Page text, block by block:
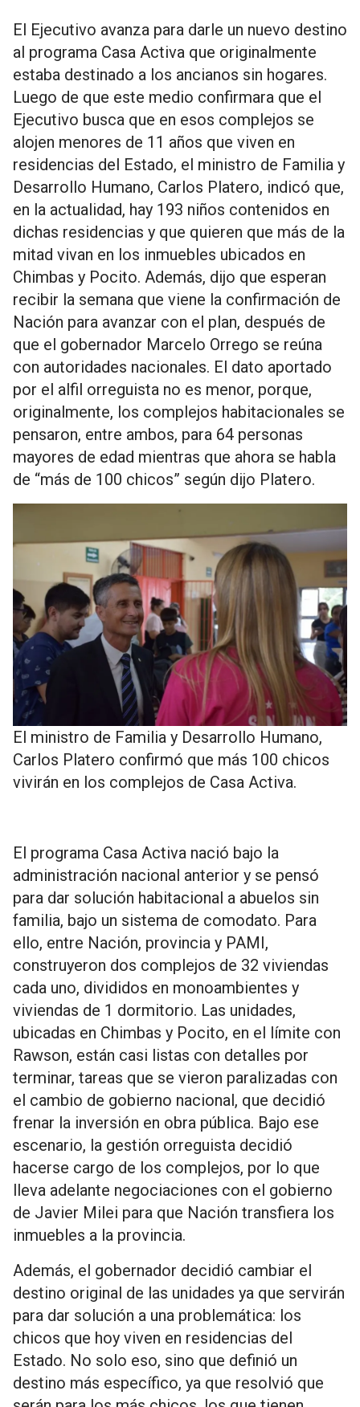
El Ejecutivo avanza para darle un nuevo destino
al programa Casa Activa que originalmente
estaba destinado a los ancianos sin hogares.
Luego de que este medio confirmara que el
Ejecutivo busca que en esos complejos se
alojen menores de 11 años que viven en
residencias del Estado, el ministro de Familia y
Desarrollo Humano, Carlos Platero, indicó que,
en la actualidad, hay 193 niños contenidos en
dichas residencias y que quieren que más de la
mitad vivan en los inmuebles ubicados en
Chimbas y Pocito. Además, dijo que esperan
recibir la semana que viene la confirmación de
Nación para avanzar con el plan, después de
que el gobernador Marcelo Orrego se reúna
con autoridades nacionales. El dato aportado
por el alfil orreguista no es menor, porque,
originalmente, los complejos habitacionales se
pensaron, entre ambos, para 64 personas
mayores de edad mientras que ahora se habla
de “más de 100 chicos” según dijo Platero.
El ministro de Familia y Desarrollo Humano,
Carlos Platero confirmó que más 100 chicos
vivirán en los complejos de Casa Activa.
El programa Casa Activa nació bajo la
administración nacional anterior y se pensó
para dar solución habitacional a abuelos sin
familia, bajo un sistema de comodato. Para
ello, entre Nación, provincia y PAMI,
construyeron dos complejos de 32 viviendas
cada uno, divididos en monoambientes y
viviendas de 1 dormitorio. Las unidades,
ubicadas en Chimbas y Pocito, en el límite con
Rawson, están casi listas con detalles por
terminar, tareas que se vieron paralizadas con
el cambio de gobierno nacional, que decidió
frenar la inversión en obra pública. Bajo ese
escenario, la gestión orreguista decidió
hacerse cargo de los complejos, por lo que
lleva adelante negociaciones con el gobierno
de Javier Milei para que Nación transfiera los
inmuebles a la provincia.
Además, el gobernador decidió cambiar el
destino original de las unidades ya que servirán
para dar solución a una problemática: los
chicos que hoy viven en residencias del
Estado. No solo eso, sino que definió un
destino más específico, ya que resolvió que